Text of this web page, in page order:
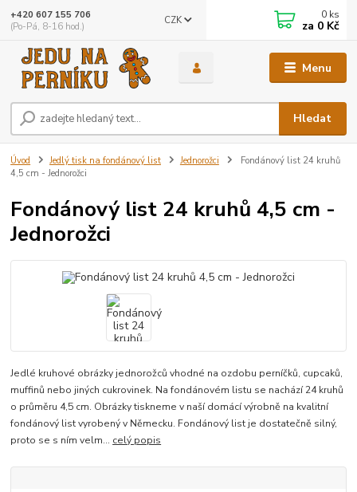
Menu
CZK
Hledat
+420 607 155 706
(Po-Pá, 8-16 hod.)
0 ks
za 0 Kč
Úvod Jedlý tisk na fondánový list Jednorožci
Fondánový list 24 kruhů
4,5 cm - Jednorožci
Fondánový list 24 kruhů 4,5 cm -
Jednorožci
Jedlé kruhové obrázky jednorožců vhodné na ozdobu perníčků, cupcaků,
muffinů nebo jiných cukrovinek. Na fondánovém listu se nachází 24 kruhů
o průměru 4,5 cm. Obrázky tiskneme v naší domácí výrobně na kvalitní
fondánový list vyrobený v Německu. Fondánový list je dostatečně silný,
proto se s ním velm... celý popis